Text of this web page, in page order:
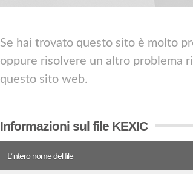
Se hai trovato questo sito è molto
oppure risolvere un altro problema
questo sito web.
Informazioni sul file KEXIC
L’intero nome del file